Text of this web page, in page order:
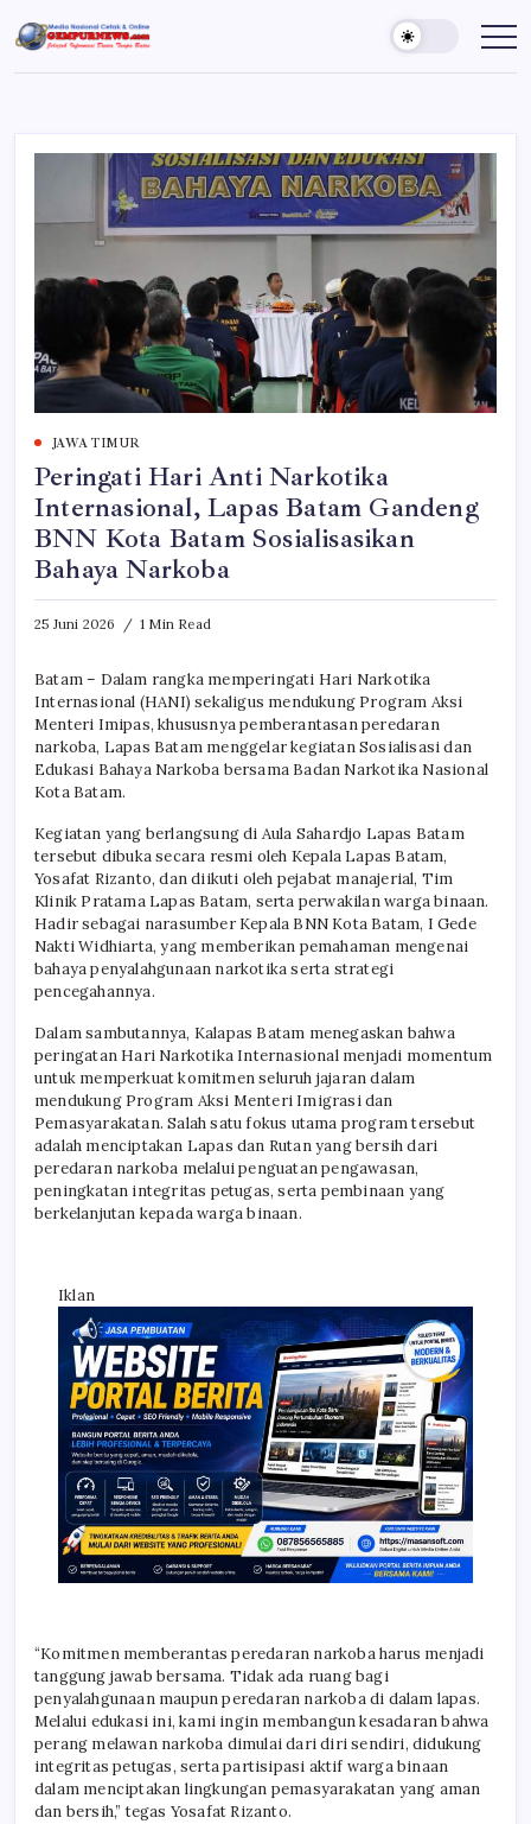
to
content
Gempur
News
Jelajah
Dunia
JAWA TIMUR
Peringati Hari Anti Narkotika
Internasional, Lapas Batam Gandeng
BNN Kota Batam Sosialisasikan
Bahaya Narkoba
25 Juni 2026 1 Min Read
Batam – Dalam rangka memperingati Hari Narkotika
Internasional (HANI) sekaligus mendukung Program Aksi
Menteri Imipas, khususnya pemberantasan peredaran
narkoba, Lapas Batam menggelar kegiatan Sosialisasi dan
Edukasi Bahaya Narkoba bersama Badan Narkotika Nasional
Kota Batam.
Kegiatan yang berlangsung di Aula Sahardjo Lapas Batam
tersebut dibuka secara resmi oleh Kepala Lapas Batam,
Yosafat Rizanto, dan diikuti oleh pejabat manajerial, Tim
Klinik Pratama Lapas Batam, serta perwakilan warga binaan.
Hadir sebagai narasumber Kepala BNN Kota Batam, I Gede
Nakti Widhiarta, yang memberikan pemahaman mengenai
bahaya penyalahgunaan narkotika serta strategi
pencegahannya.
Dalam sambutannya, Kalapas Batam menegaskan bahwa
peringatan Hari Narkotika Internasional menjadi momentum
untuk memperkuat komitmen seluruh jajaran dalam
mendukung Program Aksi Menteri Imigrasi dan
Pemasyarakatan. Salah satu fokus utama program tersebut
adalah menciptakan Lapas dan Rutan yang bersih dari
peredaran narkoba melalui penguatan pengawasan,
peningkatan integritas petugas, serta pembinaan yang
berkelanjutan kepada warga binaan.
Iklan
“Komitmen memberantas peredaran narkoba harus menjadi
tanggung jawab bersama. Tidak ada ruang bagi
penyalahgunaan maupun peredaran narkoba di dalam lapas.
Melalui edukasi ini, kami ingin membangun kesadaran bahwa
perang melawan narkoba dimulai dari diri sendiri, didukung
integritas petugas, serta partisipasi aktif warga binaan
dalam menciptakan lingkungan pemasyarakatan yang aman
dan bersih,” tegas Yosafat Rizanto.